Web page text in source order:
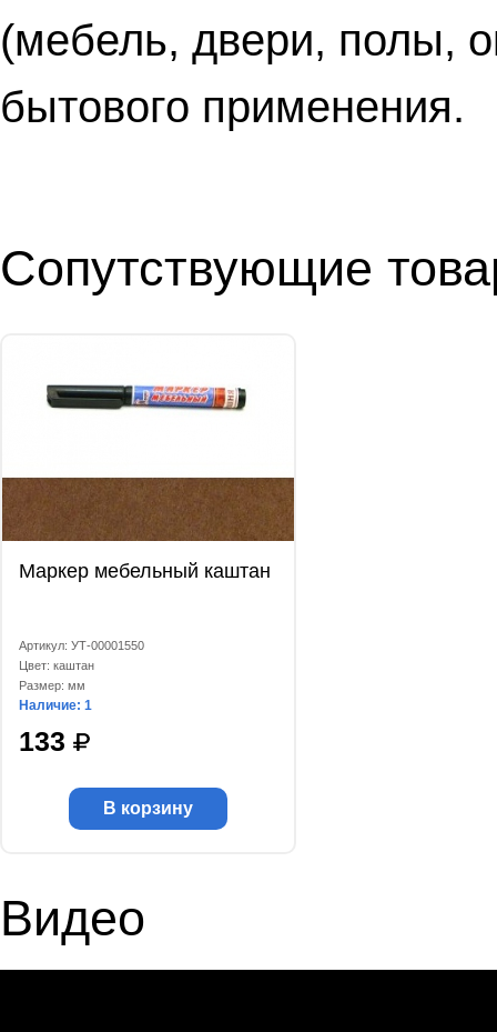
(мебель, двери, полы,
бытового применения.
Сопутствующие
Маркер мебельный каштан
Артикул: УТ-00001550
Цвет: каштан
Размер: мм
Наличие: 1
133
В корзину
Видео